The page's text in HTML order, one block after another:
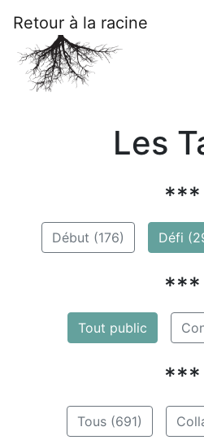
Retour à la racine
Les
***
Début (176) Défi
***
Tout public
***
Tous (691)